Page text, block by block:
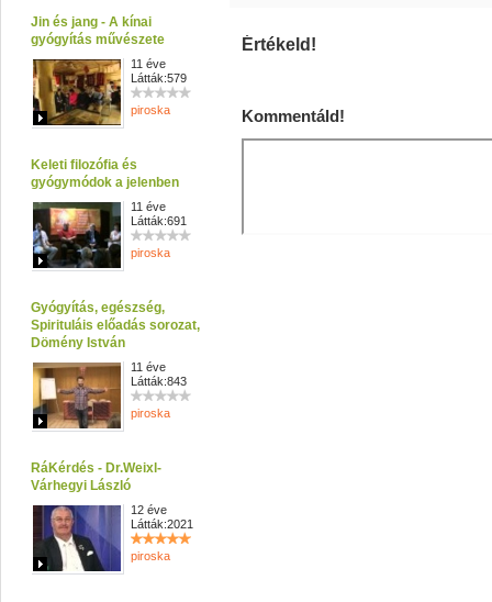
Jin és jang - A kínai
gyógyítás művészete
11 éve
Látták:579
piroska
Keleti filozófia és
gyógymódok a jelenben
11 éve
Látták:691
piroska
Gyógyítás, egészség,
Spirituláis előadás sorozat,
Dömény István
11 éve
Látták:843
piroska
RáKérdés - Dr.Weixl-
Várhegyi László
12 éve
Látták:2021
piroska
Értékeld!
Kommentáld!